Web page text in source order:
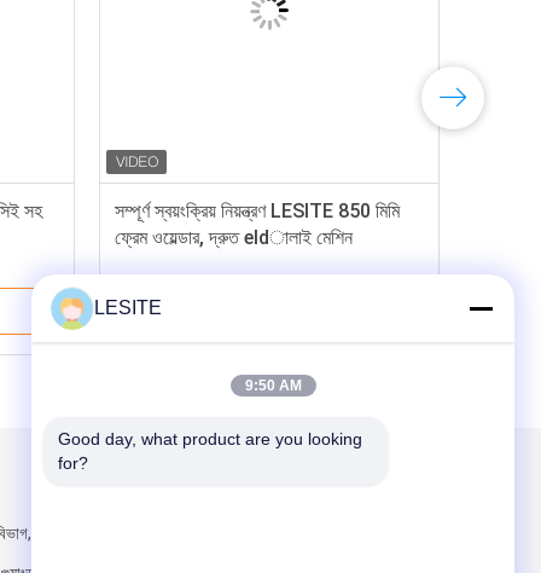
সহ
সম্পূর্ণ স্বয়ংক্রিয় নিয়ন্ত্রণ LESITE 850 মিমি
ফ্রেম ওয়েল্ডার, দ্রুত eldালাই মেশিন
হানসি, চাশান
LESITE
9:50 AM
Good day, what product are you looking
for?